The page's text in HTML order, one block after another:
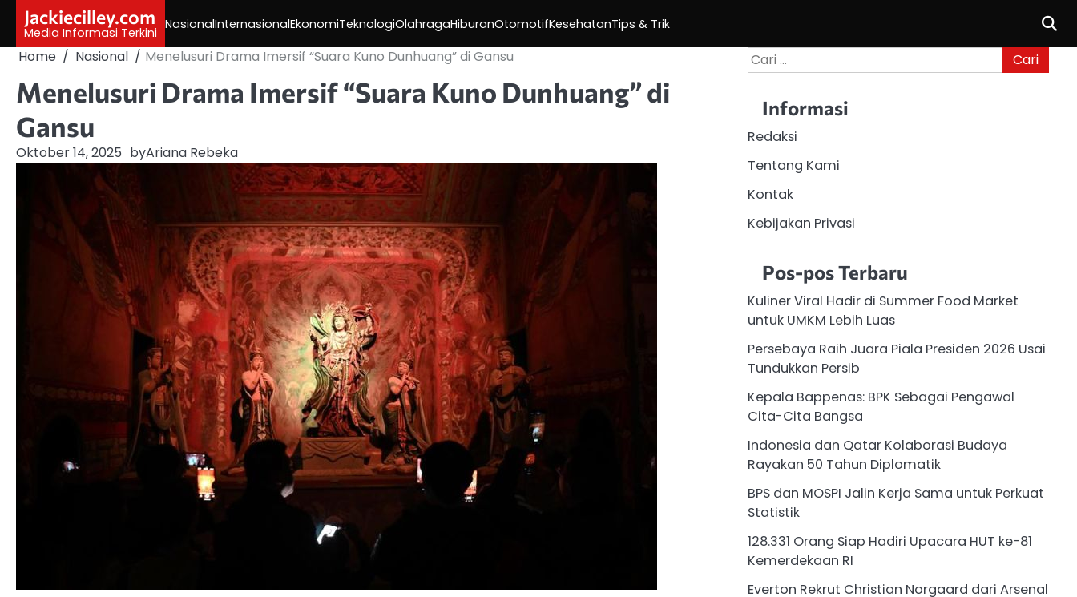
content
Jackiecilley.com
Media Informasi Terkini
NasionalInternasionalEkonomiTeknologiOlahragaHiburanOtomotifKesehatanTips & Trik
Home Nasional Menelusuri Drama Imersif “Suara Kuno Dunhuang” di Gansu
Menelusuri Drama Imersif “Suara Kuno Dunhuang” di
Gansu
Oktober 14, 2025 byAriana Rebeka
Cari
untuk:
Informasi
Redaksi
Tentang Kami
Kontak
Kebijakan Privasi
Pos-pos Terbaru
Kuliner Viral Hadir di Summer Food Market
untuk UMKM Lebih Luas
Persebaya Raih Juara Piala Presiden 2026 Usai
Tundukkan Persib
Kepala Bappenas: BPK Sebagai Pengawal
Cita-Cita Bangsa
Indonesia dan Qatar Kolaborasi Budaya
Rayakan 50 Tahun Diplomatik
BPS dan MOSPI Jalin Kerja Sama untuk Perkuat
Statistik
128.331 Orang Siap Hadiri Upacara HUT ke-81
Kemerdekaan RI
Everton Rekrut Christian Norgaard dari Arsenal